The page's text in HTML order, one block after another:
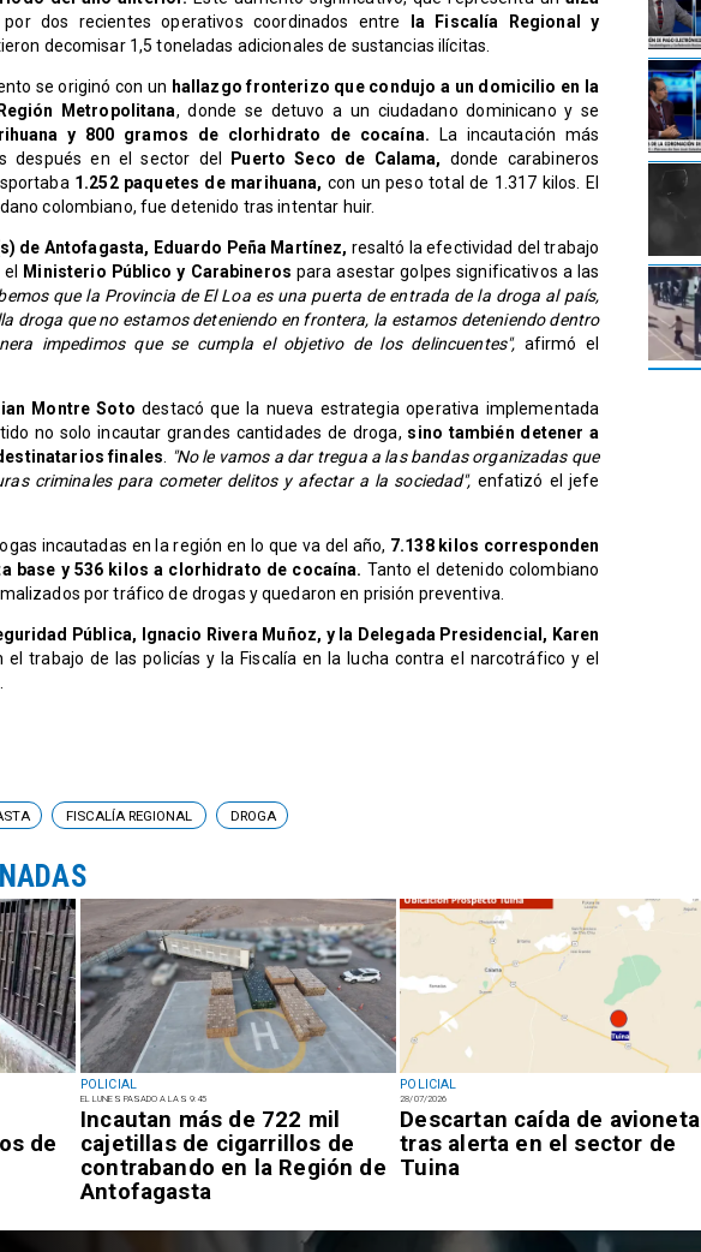
dos recientes operativos coordinados entre
la Fiscalía Regional y
decomisar 1,5 toneladas adicionales de sustancias ilícitas.
se originó con un hallazgo fronterizo que condujo a un domicilio en la
Metropolitana, donde se detuvo a un ciudadano dominicano y se
y 800 gramos de clorhidrato de cocaína. La incautación más
después en el sector del
Puerto Seco de Calama, donde carabineros
1.252 paquetes de marihuana, con un peso total de 1.317 kilos. El
colombiano, fue detenido tras intentar huir.
de Antofagasta, Eduardo Peña Martínez, resaltó la efectividad del trabajo
Ministerio Público y Carabineros para asestar golpes significativos a las
que la Provincia de El Loa es una puerta de entrada de la droga al país,
droga que no estamos deteniendo en frontera, la estamos deteniendo dentro
impedimos que se cumpla el objetivo de los delincuentes", afirmó el
Montre Soto destacó que la nueva estrategia operativa implementada
no solo incautar grandes cantidades de droga, sino también detener a
finales
"No le vamos a dar tregua a las bandas organizadas que
criminales para cometer delitos y afectar a la sociedad", enfatizó el jefe
incautadas en la región en lo que va del año, 7.138 kilos corresponden
base y 536 kilos a clorhidrato de cocaína. Tanto el detenido colombiano
por tráfico de drogas y quedaron en prisión preventiva.
Pública, Ignacio Rivera Muñoz, y la Delegada Presidencial, Karen
el trabajo de las policías y la Fiscalía en la lucha contra el narcotráfico y el
de
POLICIAL
EL LUNES PASADO A LAS 9:45
Incautan más de 722 mil
cajetillas de cigarrillos de
contrabando en la Región de
Antofagasta
POLICIAL
28/07/2026
Descartan caída de avioneta
tras alerta en el sector de
Tuina
FISCALÍA REGIONAL DROGA